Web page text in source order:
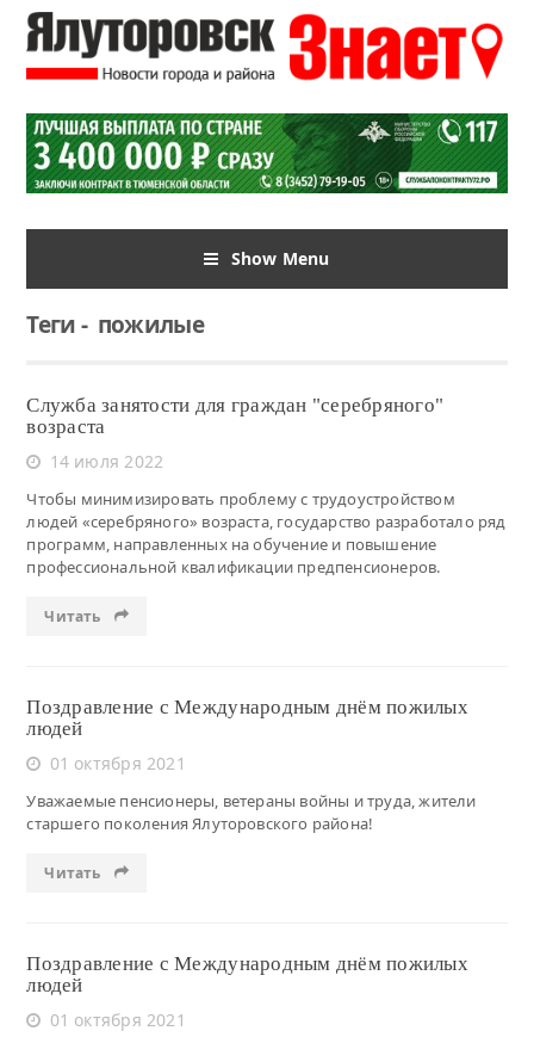
Show Menu
Теги-пожилые
Служба занятости для граждан "серебряного"
возраста
14 июля 2022
Чтобы минимизировать проблему с трудоустройством
людей «серебряного» возраста, государство разработало ряд
программ, направленных на обучение и повышение
профессиональной квалификации предпенсионеров.
Читать
Поздравление с Международным днём пожилых
людей
01 октября 2021
Уважаемые пенсионеры, ветераны войны и труда, жители
старшего поколения Ялуторовского района!
Читать
Поздравление с Международным днём пожилых
людей
01 октября 2021